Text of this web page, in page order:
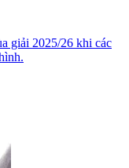
giải 2025/26 khi các